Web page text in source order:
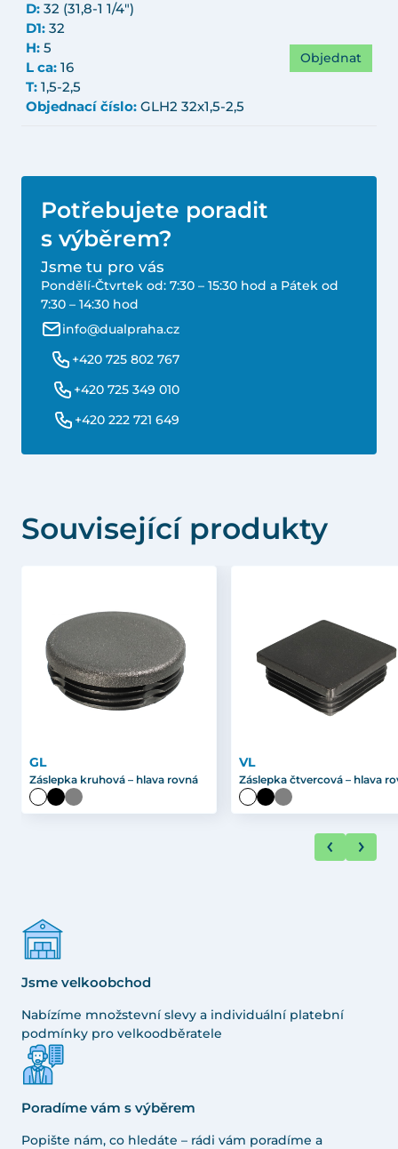
D: 32 (31,8-1 1/4")
D1: 32
H: 5
L ca: 16
T: 1,5-2,5
Objednací číslo: GLH2 32x1,5-2,5
Objednat
Potřebujete poradit
s výběrem?
Jsme tu pro vás
Pondělí-Čtvrtek od: 7:30 – 15:30 hod a Pátek od
7:30 – 14:30 hod
info@dualpraha.cz
+420 725 802 767
+420 725 349 010
+420 222 721 649
Související produkty
GL
Záslepka kruhová – hlava rovná
VL
Záslepka čtvercová – hlava
Jsme velkoobchod
Nabízíme množstevní slevy a individuální platební
podmínky pro velkoodběratele
Poradíme vám s výběrem
Popište nám, co hledáte – rádi vám poradíme a